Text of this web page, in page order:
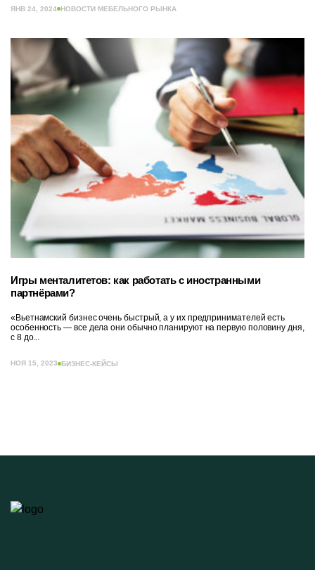
ЯНВ 24, 2024 НОВОСТИ МЕБЕЛЬНОГО РЫНКА
Игры менталитетов: как работать с иностранными
партнёрами?
«Вьетнамский бизнес очень быстрый, а у их предпринимателей есть
особенность — все дела они обычно планируют на первую половину дня,
с 8 до...
НОЯ 15, 2023 БИЗНЕС-КЕЙСЫ